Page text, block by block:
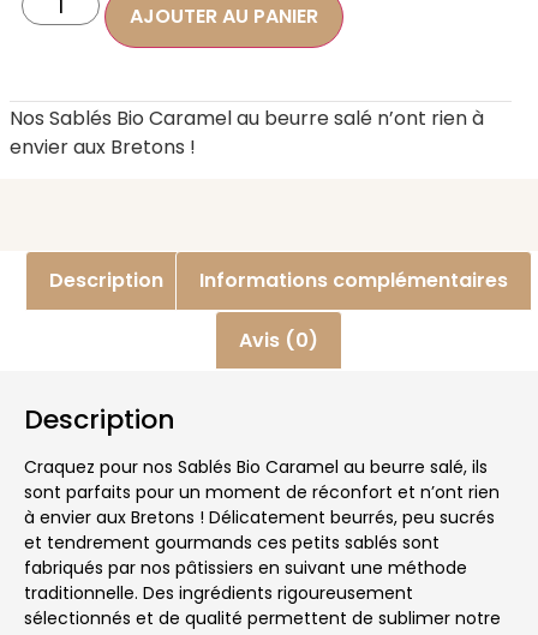
AJOUTER AU PANIER
Nos Sablés Bio Caramel au beurre salé n’ont rien à
envier aux Bretons !
Description Informations complémentaires
Avis (0)
Description
Craquez pour nos Sablés Bio Caramel au beurre salé, ils
sont parfaits pour un moment de réconfort et n’ont rien
à envier aux Bretons ! Délicatement beurrés, peu sucrés
et tendrement gourmands ces petits sablés sont
fabriqués par nos pâtissiers en suivant une méthode
traditionnelle. Des ingrédients rigoureusement
sélectionnés et de qualité permettent de sublimer notre